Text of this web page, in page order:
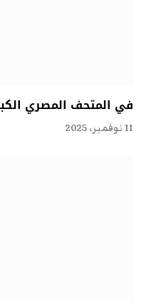
في المتحف المصري
11 نوفمبر، 2025